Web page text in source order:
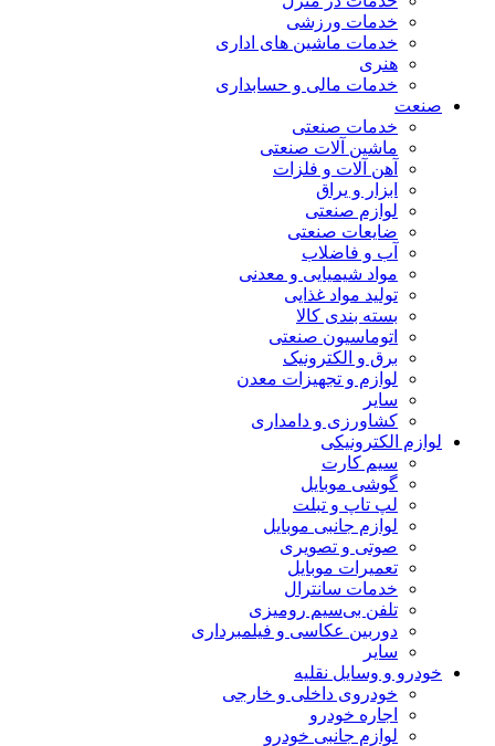
خدمات ورزشی
خدمات ماشین های اداری
هنری
خدمات مالی و حسابداری
صنعت
خدمات صنعتی
ماشین آلات صنعتی
آهن آلات و فلزات
ابزار و یراق
لوازم صنعتی
ضایعات صنعتی
آب و فاضلاب
مواد شیمیایی و معدنی
تولید مواد غذایی
بسته بندی کالا
اتوماسیون صنعتی
برق و الکترونیک
لوازم و تجهیزات معدن
سایر
کشاورزی و دامداری
لوازم الکترونیکی
سیم کارت
گوشی موبایل
لپ تاپ و تبلت
لوازم جانبی موبایل
صوتی و تصویری
تعمیرات موبایل
خدمات سانترال
تلفن بی‌سیم رومیزی
دوربین عکاسی و فیلمبرداری
سایر
خودرو و وسایل نقلیه
خودروی داخلی و خارجی
اجاره خودرو
لوازم جانبی خودرو